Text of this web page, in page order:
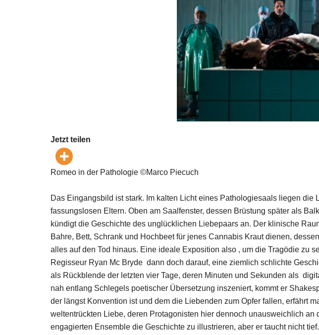
Jetzt teilen
Romeo in der Pathologie ©Marco Piecuch
Das Eingangsbild ist stark. Im kalten Licht eines Pathologiesaals liegen
fassungslosen Eltern. Oben am Saalfenster, dessen Brüstung später als
kündigt die Geschichte des unglücklichen Liebepaars an. Der klinische
Bahre, Bett, Schrank und Hochbeet für jenes Cannabis Kraut dienen,
alles auf den Tod hinaus. Eine ideale Exposition also , um die Tragödie zu
Regisseur Ryan Mc Bryde dann doch darauf, eine ziemlich schlichte
als Rückblende der letzten vier Tage, deren Minuten und Sekunden als
nah entlang Schlegels poetischer Übersetzung inszeniert, kommt er
der längst Konvention ist und dem die Liebenden zum Opfer fallen, erfährt
weltentrückten Liebe, deren Protagonisten hier dennoch unausweichlich
engagierten Ensemble die Geschichte zu illustrieren, aber er taucht nicht